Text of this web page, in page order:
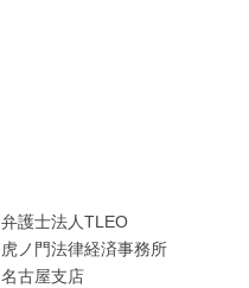
弁護士法人TLEO
虎ノ門法律経済事務所
名古屋支店